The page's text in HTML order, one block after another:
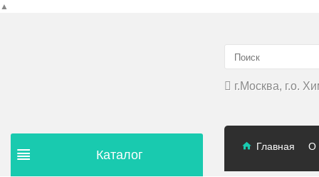
▲
г.Москва, г.о.
Главная О
Каталог